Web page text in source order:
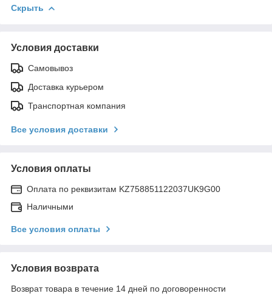
Скрыть
Условия доставки
Самовывоз
Доставка курьером
Транспортная компания
Все условия доставки
Условия оплаты
Оплата по реквизитам KZ758851122037UK9G00
Наличными
Все условия оплаты
Условия возврата
Возврат товара в течение 14 дней по договоренности